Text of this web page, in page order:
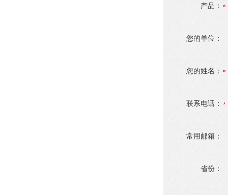
产品：
您的单位：
您的姓名：
联系电话：
常用邮箱：
省份：